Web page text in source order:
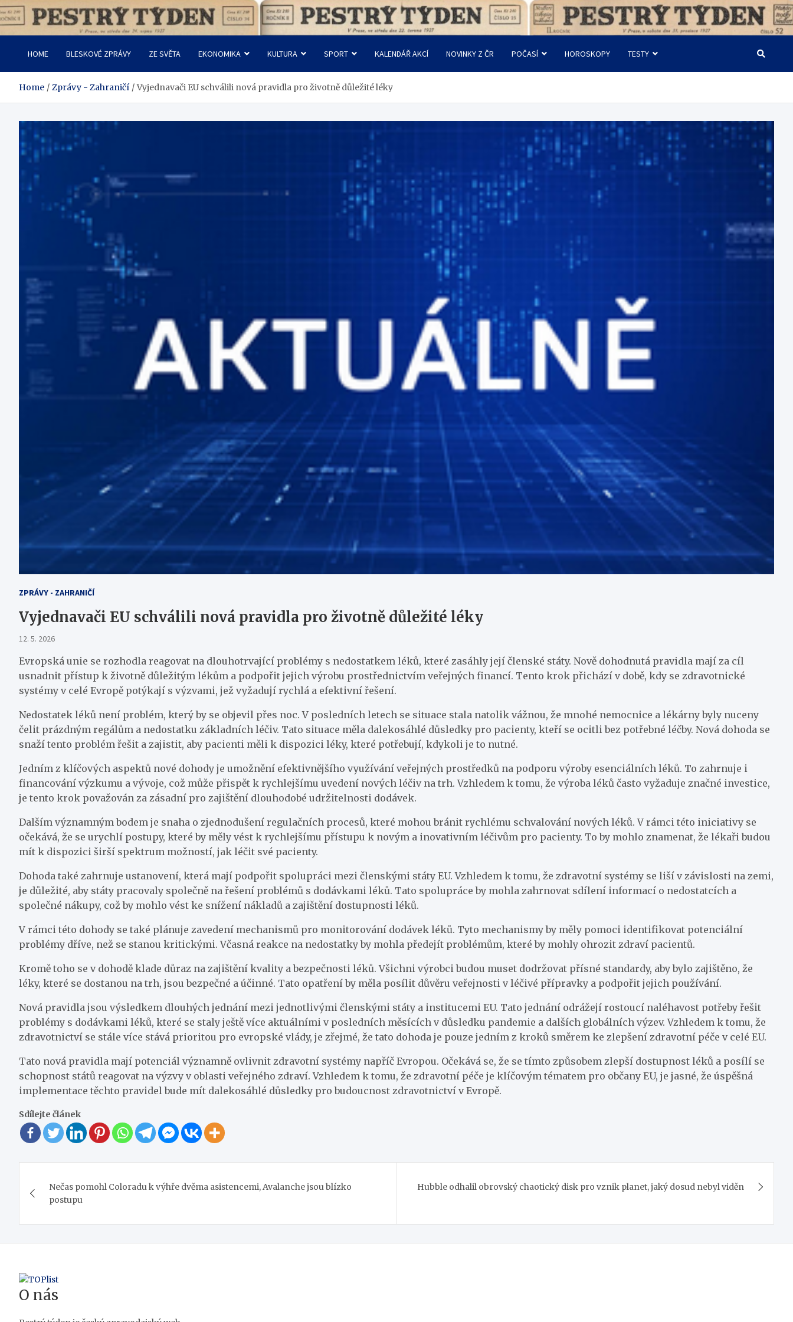
Skip
to
Pestrý Týden
HOME BLESKOVÉ ZPRÁVY ZE SVĚTA EKONOMIKA KULTURA SPORT KALENDÁŘ AKCÍ NOVINKY Z ČR POČASÍ HOROSKOPY TESTY
Home Zprávy - Zahraničí Vyjednavači EU schválili nová pravidla pro životně důležité léky
ZPRÁVY - ZAHRANIČÍ
Vyjednavači EU schválili nová pravidla pro životně důležité léky
12. 5. 2026
Evropská unie se rozhodla reagovat na dlouhotrvající problémy s nedostatkem léků, které zasáhly její členské státy. Nově dohodnutá pravidla mají za cíl
usnadnit přístup k životně důležitým lékům a podpořit jejich výrobu prostřednictvím veřejných financí. Tento krok přichází v době, kdy se zdravotnické
systémy v celé Evropě potýkají s výzvami, jež vyžadují rychlá a efektivní řešení.
Nedostatek léků není problém, který by se objevil přes noc. V posledních letech se situace stala natolik vážnou, že mnohé nemocnice a lékárny byly nuceny
čelit prázdným regálům a nedostatku základních léčiv. Tato situace měla dalekosáhlé důsledky pro pacienty, kteří se ocitli bez potřebné léčby. Nová dohoda se
snaží tento problém řešit a zajistit, aby pacienti měli k dispozici léky, které potřebují, kdykoli je to nutné.
Jedním z klíčových aspektů nové dohody je umožnění efektivnějšího využívání veřejných prostředků na podporu výroby esenciálních léků. To zahrnuje i
financování výzkumu a vývoje, což může přispět k rychlejšímu uvedení nových léčiv na trh. Vzhledem k tomu, že výroba léků často vyžaduje značné investice,
je tento krok považován za zásadní pro zajištění dlouhodobé udržitelnosti dodávek.
Dalším významným bodem je snaha o zjednodušení regulačních procesů, které mohou bránit rychlému schvalování nových léků. V rámci této iniciativy se
očekává, že se urychlí postupy, které by měly vést k rychlejšímu přístupu k novým a inovativním léčivům pro pacienty. To by mohlo znamenat, že lékaři budou
mít k dispozici širší spektrum možností, jak léčit své pacienty.
Dohoda také zahrnuje ustanovení, která mají podpořit spolupráci mezi členskými státy EU. Vzhledem k tomu, že zdravotní systémy se liší v závislosti na zemi,
je důležité, aby státy pracovaly společně na řešení problémů s dodávkami léků. Tato spolupráce by mohla zahrnovat sdílení informací o nedostatcích a
společné nákupy, což by mohlo vést ke snížení nákladů a zajištění dostupnosti léků.
V rámci této dohody se také plánuje zavedení mechanismů pro monitorování dodávek léků. Tyto mechanismy by měly pomoci identifikovat potenciální
problémy dříve, než se stanou kritickými. Včasná reakce na nedostatky by mohla předejít problémům, které by mohly ohrozit zdraví pacientů.
Kromě toho se v dohodě klade důraz na zajištění kvality a bezpečnosti léků. Všichni výrobci budou muset dodržovat přísné standardy, aby bylo zajištěno, že
léky, které se dostanou na trh, jsou bezpečné a účinné. Tato opatření by měla posílit důvěru veřejnosti v léčivé přípravky a podpořit jejich používání.
Nová pravidla jsou výsledkem dlouhých jednání mezi jednotlivými členskými státy a institucemi EU. Tato jednání odrážejí rostoucí naléhavost potřeby řešit
problémy s dodávkami léků, které se staly ještě více aktuálními v posledních měsících v důsledku pandemie a dalších globálních výzev. Vzhledem k tomu, že
zdravotnictví se stále více stává prioritou pro evropské vlády, je zřejmé, že tato dohoda je pouze jedním z kroků směrem ke zlepšení zdravotní péče v celé EU.
Tato nová pravidla mají potenciál významně ovlivnit zdravotní systémy napříč Evropou. Očekává se, že se tímto způsobem zlepší dostupnost léků a posílí se
schopnost států reagovat na výzvy v oblasti veřejného zdraví. Vzhledem k tomu, že zdravotní péče je klíčovým tématem pro občany EU, je jasné, že úspěšná
implementace těchto pravidel bude mít dalekosáhlé důsledky pro budoucnost zdravotnictví v Evropě.
Sdílejte článek
pro
příspěvek
Nečas pomohl Coloradu k výhře dvěma asistencemi, Avalanche jsou blízko
postupu
Hubble odhalil obrovský chaotický disk pro vznik planet, jaký dosud nebyl viděn
O nás